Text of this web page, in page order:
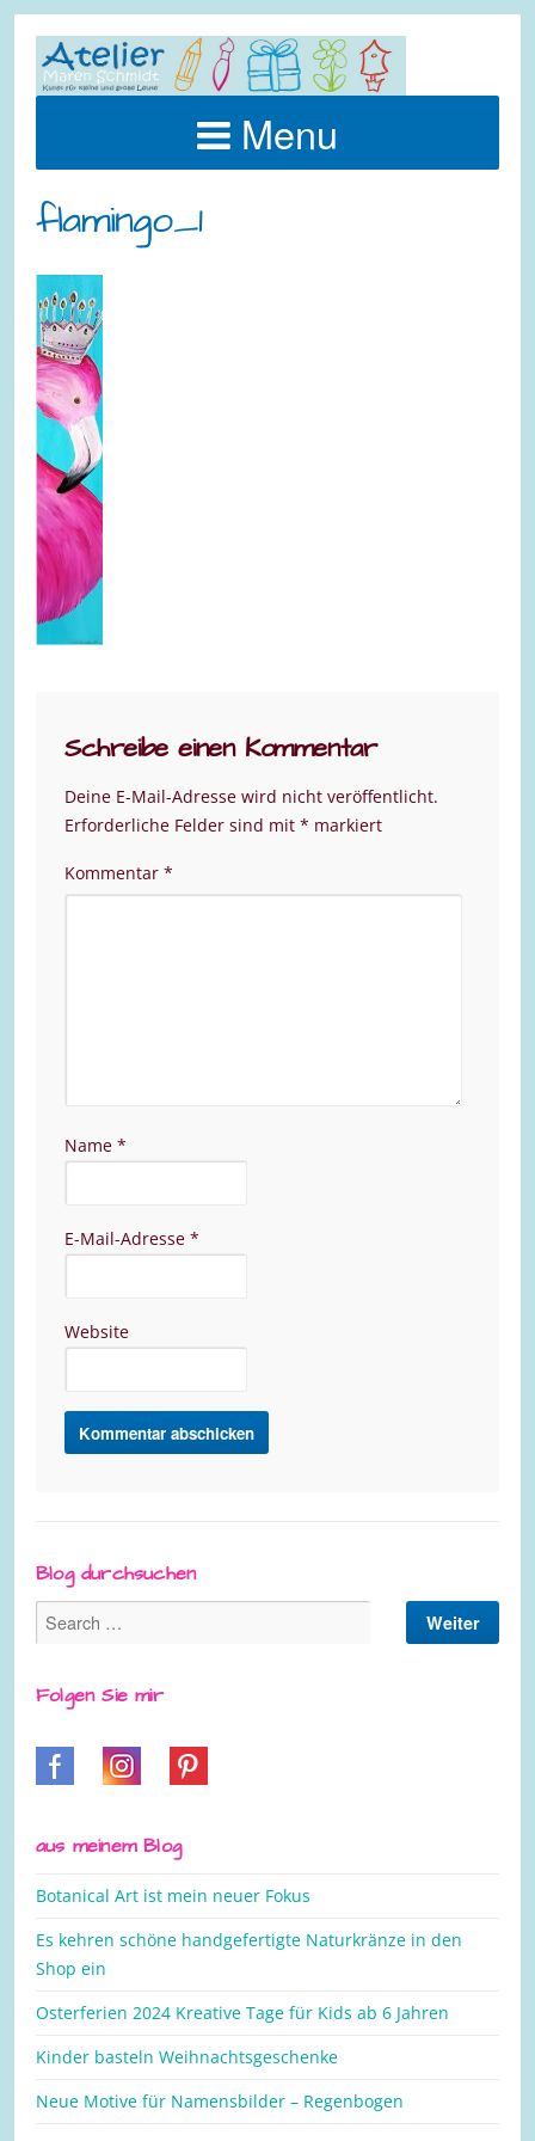
Menu
flamingo_1
Schreibe einen Kommentar
Deine E-Mail-Adresse wird nicht veröffentlicht.
Erforderliche Felder sind mit * markiert
Kommentar *
Name *
E-Mail-Adresse *
Website
Blog durchsuchen
Folgen Sie mir
aus meinem Blog
Botanical Art ist mein neuer Fokus
Es kehren schöne handgefertigte Naturkränze in den
Shop ein
Osterferien 2024 Kreative Tage für Kids ab 6 Jahren
Kinder basteln Weihnachtsgeschenke
Neue Motive für Namensbilder – Regenbogen